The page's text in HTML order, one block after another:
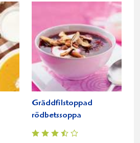
Gräddfilstoppad
rödbetssoppa